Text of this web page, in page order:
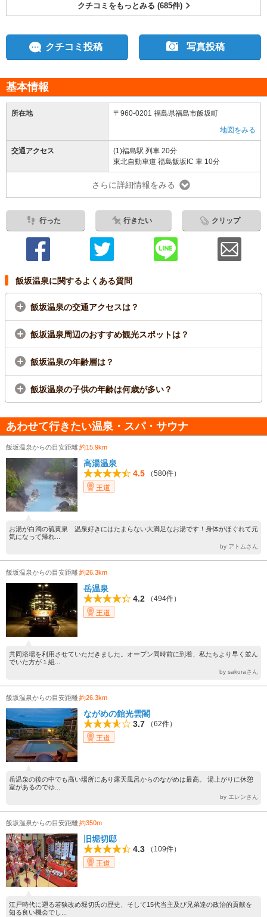
クチコミをもっとみる (685件)
クチコミ投稿 写真投稿
基本情報
所在地
〒960-0201 福島県福島市飯坂町
地図をみる
交通アクセス
(1)福島駅 列車 20分
東北自動車道 福島飯坂IC 車 10分
さらに詳細情報をみる
行った 行きたい クリップ
飯坂温泉に関するよくある質問
飯坂温泉の交通アクセスは？
飯坂温泉周辺のおすすめ観光スポットは？
飯坂温泉の年齢層は？
飯坂温泉の子供の年齢は何歳が多い？
あわせて行きたい温泉・スパ・サウナ
飯坂温泉からの目安距離約15.9km
高湯温泉
4.5
（580件）
王道
お湯が白濁の硫黄泉 温泉好きにはたまらない大満足なお湯です！身体がほぐれて元
気になって帰れ...
by アトムさん
飯坂温泉からの目安距離約26.3km
岳温泉
4.2
（494件）
王道
共同浴場を利用させていただきました。オープン同時前に到着、私たちより早く並ん
でいた方が１組...
by sakuraさん
飯坂温泉からの目安距離約26.3km
ながめの館光雲閣
3.7
（62件）
王道
岳温泉の後の中でも高い場所にあり露天風呂からのながめは最高。 湯上がりに休憩
室があるのでゆ...
by エレンさん
飯坂温泉からの目安距離約350m
旧堀切邸
4.3
（109件）
王道
江戸時代に遡る若狭改め堀切氏の歴史、そして15代当主及び兄弟達の政治的貢献を
知る良い機会でし...